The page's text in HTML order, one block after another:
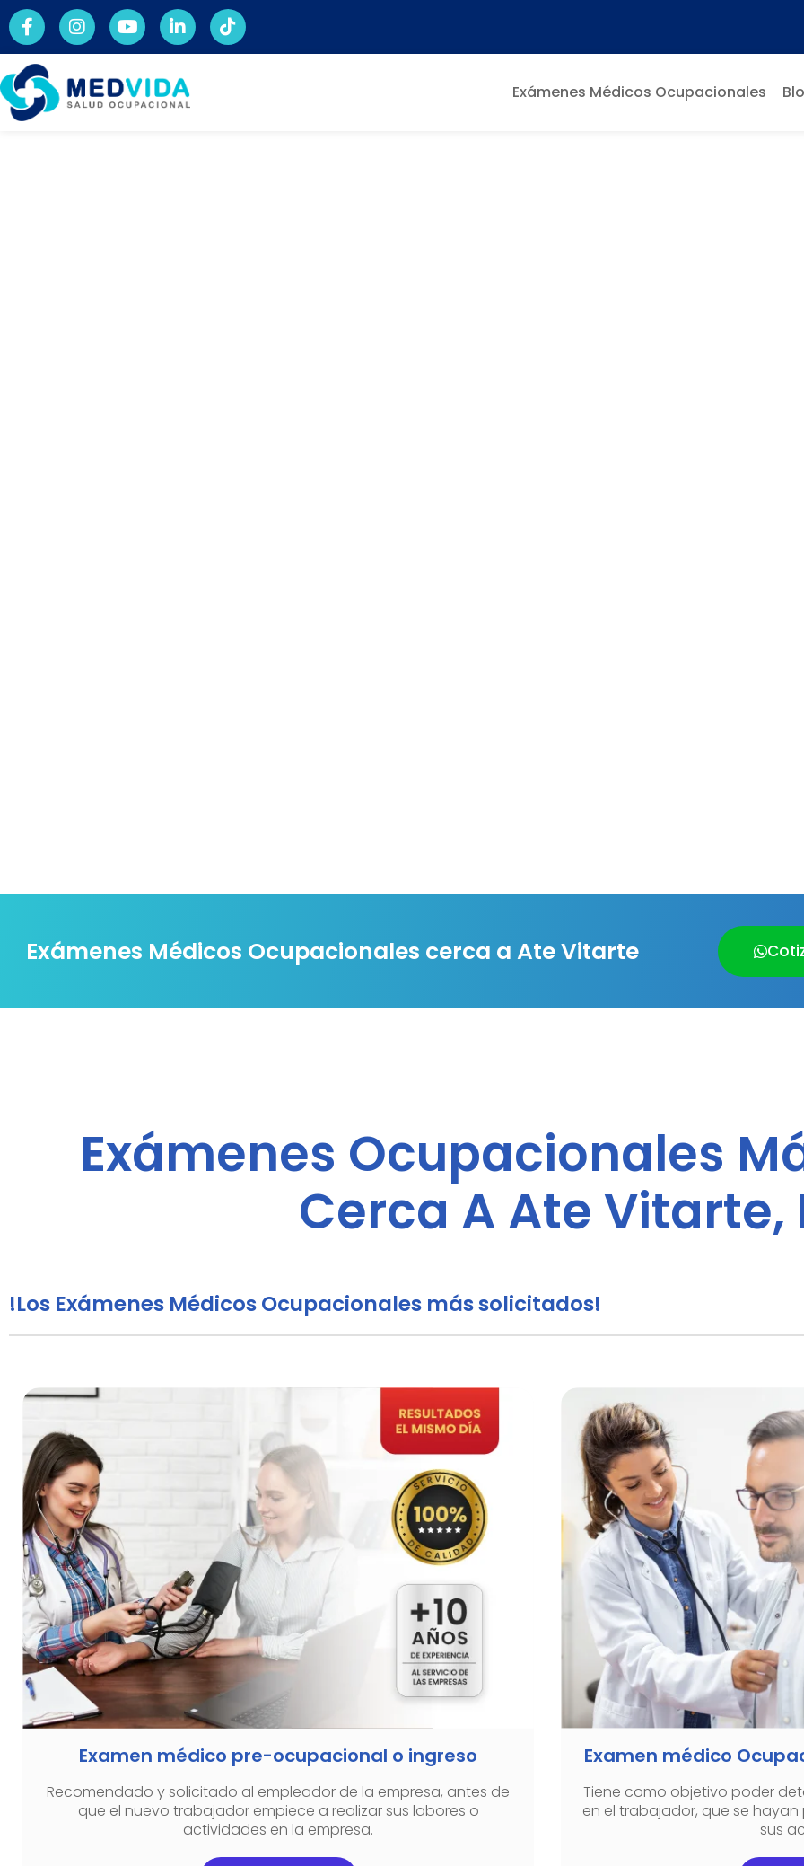
Exámenes Médicos Ocupacionales
Exámenes Médicos Ocupacionales cerca a Ate Vitarte
Exámenes Ocupacionales
Cerca A Ate Vitarte,
!Los Exámenes Médicos Ocupacionales más solicitados!
Examen médico pre-ocupacional o ingreso
Recomendado y solicitado al empleador de la empresa, antes de
que el nuevo trabajador empiece a realizar sus labores o
actividades en la empresa.
Examen médico
Tiene como objetivo poder
en el trabajador, que se
sus